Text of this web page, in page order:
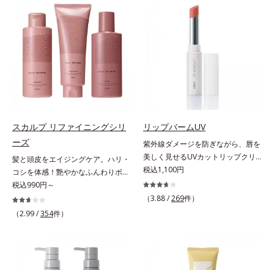
質、トコフェロール、グリセリン、
ヒアルロン酸ヒドロキシプロピルト
リモニウム、フェノキシエタノー
ル）*2 髪の乾燥、乾燥によるパサ
つき*3 毛髪にうるおい、ハリを与
えること
ナイト配合＝洗浄成分
上からササッとUVカットとお直し
が同時にできるお役立ちアイテムで
す。毛穴や色ムラをカバーしながら
も、素肌のような透明美肌を叶える
秘密は「スムースヴェールパウダー
(*1)」にあります。7種の球状粉体
(*2)が凹凸を埋めて、肌に薄いヴェ
ールをかけるようにカバー。さらに
肌のようなナチュラルなツヤ感を演
出します。また、皮脂を吸着する
「あぶらとりパウダー(*3)」を配合
し、くずれ＆テカリを防いでサラサ
ラ肌が長時間続きます。パウダータ
イプながら、SPF50+・PA++++。パ
ウダーならではの軽いつけごこち
で、日焼け止めが苦手な方にもおす
ャーにも大活躍してくれます。*1
シリカ、セルロース、窒化ホウ素配
アプローチする、オルビスのモイス
トセラムシリーズ。まるでスキンケ
を6つも配合。保水してうるおいを
逃さない成分と、深く浸透してうる
おいで満たす成分で、髪も地肌も贅
沢にケアします。さらにうるおいを
行き渡らせる浸透力と、うるおいを
キープする保水力を誇る新技術を採
用。髪のうねりを抑え、スタイリン
なるうるツヤ髪へと導きます。ヒノ
キ、ラベンダー、ゼラニウムによる
リフレッシュアロマの香りで、バス
ルームがここちよいリラックス空間
に。*1 うねり、パサつき*2 保湿成
スカルプ リファイニングシリ
ーズ
髪と頭皮をエイジングケア。ハリ・
コシを体感！艶やかなふんわりボリ
ューム美髪へ。「抜け毛が目立つ」
「ボリュームがない」「ハリ・コシ
がない」という年齢による3大髪悩
ケア(*1)する、オルビスの頭皮ケア
シリーズです。地肌と髪をすこやか
税込990円～
（2.99 /354件）
リップバームUV
紫外線ダメージを防ぎながら、唇を
美しく見せるUVカットリップクリ
ーム。UV対策を忘れがちな唇に。
紫外線をカットしながら、顔色をパ
ッと明るく見せるUVカットリップ
SPF25・PA++のUVカット効果のあ
るリップクリームで、顔だけでなく
税込1,100円
（3.88 /269件）